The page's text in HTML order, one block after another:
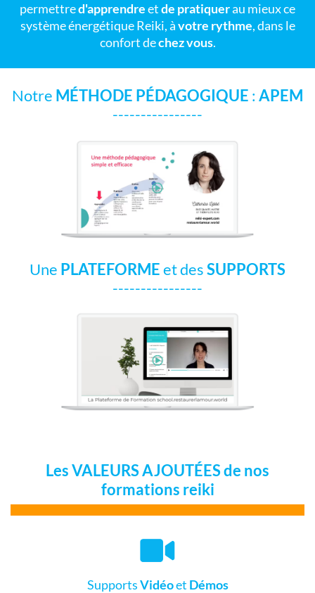
permettred'apprendreetde pratiquerau mieux ce
système énergétique Reiki, àvotre rythme, dans le
confort dechez vous.
Notre MÉTHODE PÉDAGOGIQUE : APEM
----------------
Une PLATEFORMEet desSUPPORTS
----------------
Les VALEURS AJOUTÉES de nos
formations reiki
SupportsVidéoet Démos